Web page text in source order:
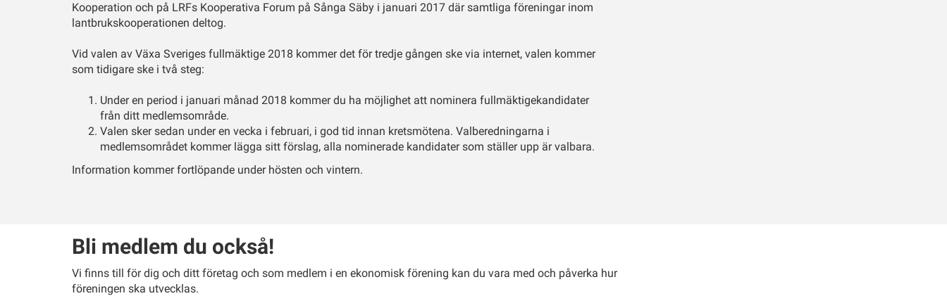
Kooperation och på LRFs Kooperativa Forum på Sånga Säby i januari 2017 där samtliga föreningar inom
lantbrukskooperationen deltog.
Vid valen av Växa Sveriges fullmäktige 2018 kommer det för tredje gången ske via internet, valen kommer
som tidigare ske i två steg:
Under en period i januari månad 2018 kommer du ha möjlighet att nominera fullmäktigekandidater
från ditt medlemsområde.
Valen sker sedan under en vecka i februari, i god tid innan kretsmötena. Valberedningarna i
medlemsområdet kommer lägga sitt förslag, alla nominerade kandidater som ställer upp är valbara.
Information kommer fortlöpande under hösten och vintern.
Bli medlem du också!
Vi finns till för dig och ditt företag och som medlem i en ekonomisk förening kan du vara med och påverka hur
föreningen ska utvecklas.